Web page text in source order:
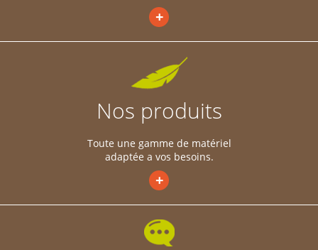
+
Nos produits
Toute une gamme de matériel
adaptée a vos besoins.
+